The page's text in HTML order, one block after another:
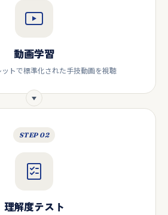
動画学習
トで標準化された手技動画を視聴
STEP 02
理解度テスト